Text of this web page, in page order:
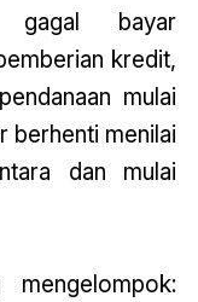
gagal bayar
kredit,
mulai
berhenti menilai
dan mulai
mengelompok: